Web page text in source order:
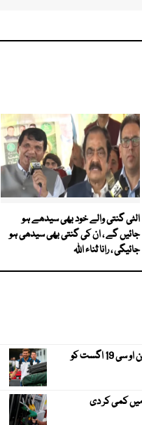
الٹی گنتی والے خود بھی سیدھے ہو
جائیں گے ، ان کی گنتی بھی سیدھی ہو
جائیگی ، رانا ثناء اللہ
کیریبین پریمیئر لیگ ، قومی کرکٹرز کو این او سی 19 اگست کو
کمی کر دی